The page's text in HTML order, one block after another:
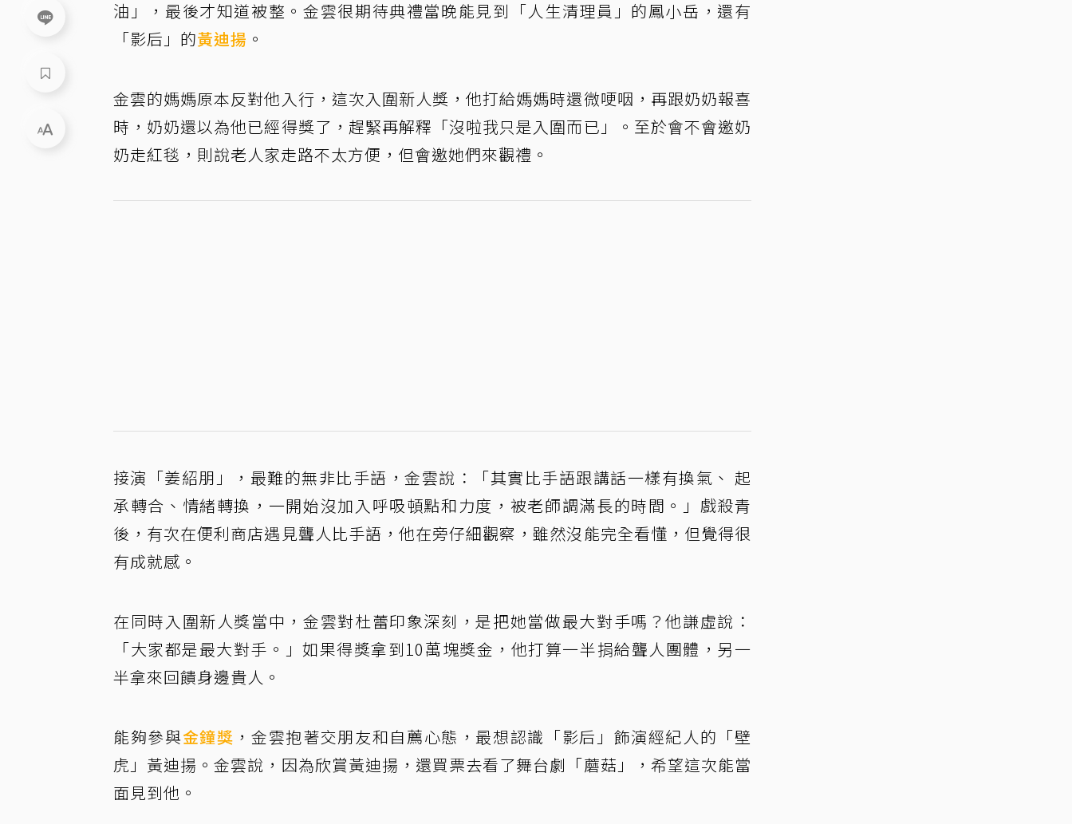
油」，最後才知道被整。金雲很期待典禮當晚能見到「人生清理員」的鳳小岳，還有
「影后」的黃迪揚 。
金雲的媽媽原本反對他入行，這次入圍新人獎，他打給媽媽時還微哽咽，再跟奶奶報喜
時，奶奶還以為他已經得獎了，趕緊再解釋「沒啦我只是入圍而已」。至於會不會邀奶
奶走紅毯，則說老人家走路不太方便，但會邀她們來觀禮。
接演「姜紹朋」，最難的無非比手語，金雲說：「其實比手語跟講話一樣有換氣、 起
承轉合、情緒轉換，一開始沒加入呼吸頓點和力度，被老師調滿長的時間。」戲殺青
後，有次在便利商店遇見聾人比手語，他在旁仔細觀察，雖然沒能完全看懂，但覺得很
有成就感。
在同時入圍新人獎當中，金雲對杜蕾印象深刻，是把她當做最大對手嗎？他謙虛說：
「大家都是最大對手。」如果得獎拿到10萬塊獎金，他打算一半捐給聾人團體，另一
半拿來回饋身邊貴人。
能夠參與金鐘獎 ，金雲抱著交朋友和自薦心態，最想認識「影后」飾演經紀人的「壁
虎」黃迪揚。金雲說，因為欣賞黃迪揚，還買票去看了舞台劇「蘑菇」，希望這次能當
面見到他。